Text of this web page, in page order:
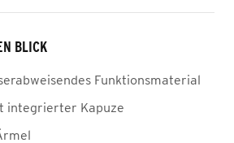
BLICK
Funktionsmaterial
integrierter Kapuze